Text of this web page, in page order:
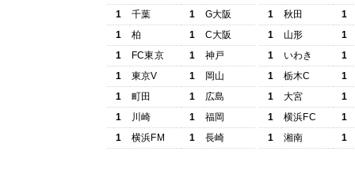
1
千葉 1
G大阪
1
柏 1
C大阪
1
FC東京 1
神戸
1
東京V 1
岡山
1
町田 1
広島
1
川崎 1
福岡
1
横浜FM 1 長崎
1
秋田
1
1
山形
1
1
いわき
1
1
栃木C
1
1
大宮
1
1
横浜FC
1
1
湘南 1